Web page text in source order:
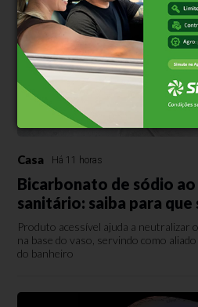
Casa Há 11 horas
Bicarbonato de sódio
sanitário: saiba para que
Produto acessível ajuda a neutralizar
na base do vaso, servindo como
do banheiro